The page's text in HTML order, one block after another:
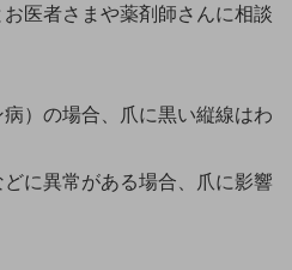
医者さまや薬剤師さんに相談
）の場合、爪に黒い縦線はわ
に異常がある場合、爪に影響